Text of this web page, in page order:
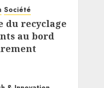
Société
du recyclage
au bord